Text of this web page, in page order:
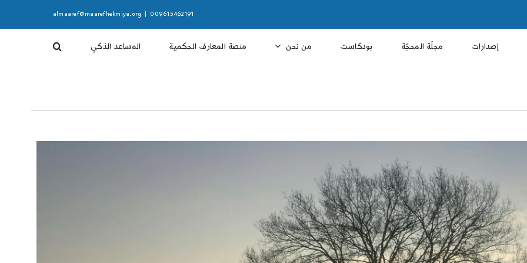
009615462191
almaaref@maarefhekmiya.org
إصدارات مجلّة المحجّة بودكاست من نحن منصة المعارف الحكمية المساعد الذكي